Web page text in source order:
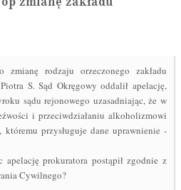
zmianę rodzaju orzeczonego zakładu
S. Sąd Okręgowy oddalił apelację,
sądu rejonowego uzasadniając, że w
i przeciwdziałaniu alkoholizmowi
przysługuje dane uprawnienie -
apelację prokuratora postąpił zgodnie z
Cywilnego?